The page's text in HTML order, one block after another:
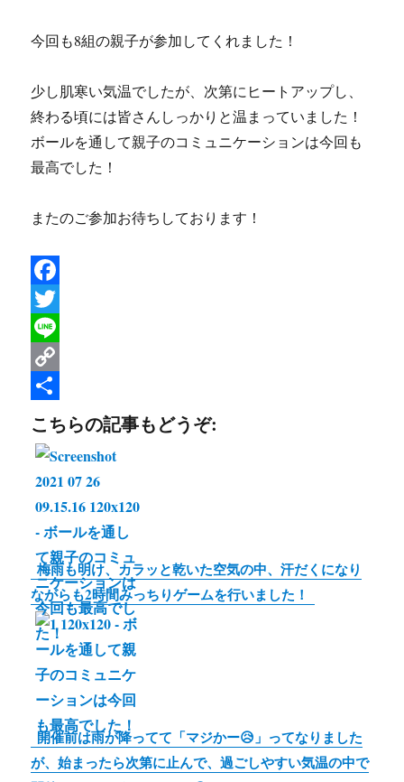
今回も8組の親子が参加してくれました！
少し肌寒い気温でしたが、次第にヒートアップし、
終わる頃には皆さんしっかりと温まっていました！
ボールを通して親子のコミュニケーションは今回も
最高でした！
またのご参加お待ちしております！
F
a
c
e
b
o
k
T
w
t
r
L
n
e
C
o
p
L
n
k
共
有
こちらの記事もどうぞ:
梅雨も明け、カラッと乾いた空気の中、汗だくになり
ながらも2時間みっちりゲームを行いました！
開催前は雨が降ってて「マジかー😥」ってなりました
が、始まったら次第に止んで、過ごしやすい気温の中で